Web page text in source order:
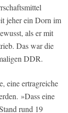
jeher ein Dorn im
als er mit
Das war die
DDR.
eine ertragreiche
»Dass eine
rund 19